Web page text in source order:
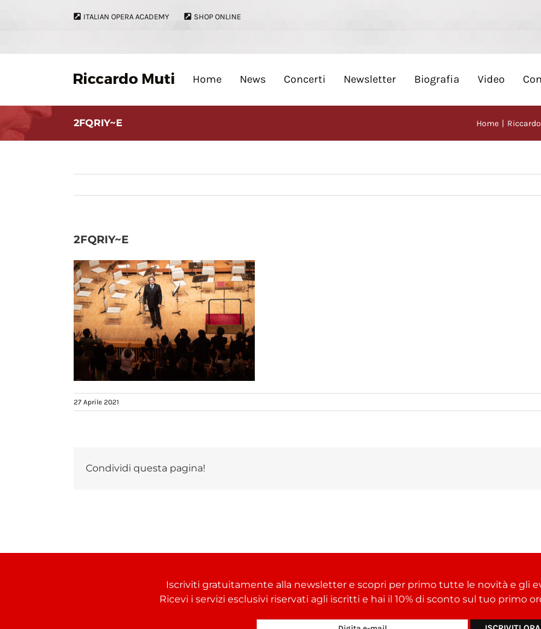
ITALIAN OPERA ACADEMY SHOP ONLINE
Home News Concerti Newsletter Biografia Video
2FQRIY~E Home
2FQRIY~E
27 Aprile 2021
Condividi questa pagina!
Iscriviti gratuitamente alla newsletter e scopri per primo tutte le novità e gli
Ricevi i servizi esclusivi riservati agli iscritti e hai il 10% di sconto sul tuo primo